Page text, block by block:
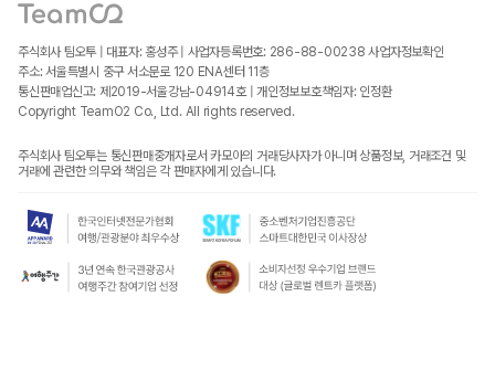
주식회사 팀오투 | 대표자: 홍성주 | 사업자등록번호: 286-88-00238 사업자정보확인
주소: 서울특별시 중구 서소문로 120 ENA센터 11층
통신판매업신고: 제2019-서울강남-04914호 | 개인정보보호책임자: 인정환
Copyright TeamO2 Co., Ltd. All rights reserved.
주식회사 팀오투는 통신판매중개자로서 카모아의 거래당사자가 아니며 상품정보, 거래조건 및
거래에 관련한 의무와 책임은 각 판매자에게 있습니다.